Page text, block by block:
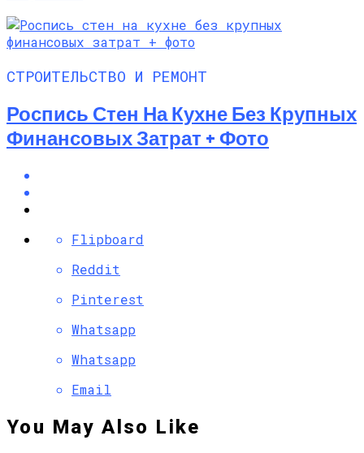
СТРОИТЕЛЬСТВО И РЕМОНТ
Роспись Стен На Кухне Без Крупных
Финансовых Затрат + Фото
Flipboard
Reddit
Pinterest
Whatsapp
Whatsapp
Email
You May Also Like